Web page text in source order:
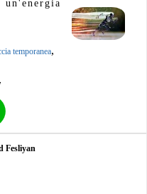
temporanea,
Fesliyan